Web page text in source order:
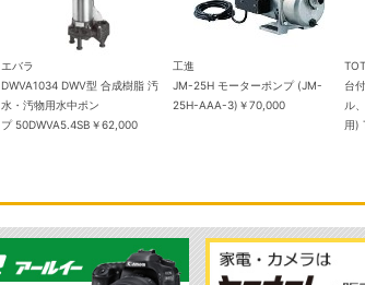
エバラ
DWVA1034 DWV型 合成樹脂 汚
水・汚物用水中ポン
プ 50DWVA5.4SB ￥62,000
工進
JM-25H モーターポンプ (JM-
25H-AAA-3) ￥70,000
台
ル
用)